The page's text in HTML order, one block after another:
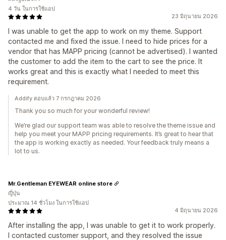
23 มิถุนายน 2026
I was unable to get the app to work on my theme. Support
contacted me and fixed the issue. I need to hide prices for a
vendor that has MAPP pricing (cannot be advertised). I wanted
the customer to add the item to the cart to see the price. It
works great and this is exactly what I needed to meet this
requirement.
4 วัน ในการใช้แอป
Addify ตอบแล้ว 7 กรกฎาคม 2026
Thank you so much for your wonderful review!
We’re glad our support team was able to resolve the theme issue and
help you meet your MAPP pricing requirements. It’s great to hear that
the app is working exactly as needed. Your feedback truly means a
lot to us.
4 มิถุนายน 2026
After installing the app, I was unable to get it to work properly.
I contacted customer support, and they resolved the issue
Mr.Gentleman EYEWEAR online store
ญี่ปุ่น
ประมาณ 14 ชั่วโมง ในการใช้แอป